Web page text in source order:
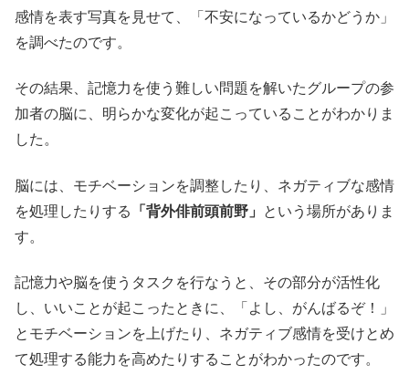
感情を表す写真を見せて、「不安になっているかどうか」
を調べたのです。
その結果、記憶力を使う難しい問題を解いたグループの参
加者の脳に、明らかな変化が起こっていることがわかりま
した。
脳には、モチベーションを調整したり、ネガティブな感情
を処理したりする
「背外俳前頭前野」
という場所がありま
す。
記憶力や脳を使うタスクを行なうと、その部分が活性化
し、いいことが起こったときに、「よし、がんばるぞ！」
とモチベーションを上げたり、ネガティブ感情を受けとめ
て処理する能力を高めたりすることがわかったのです。